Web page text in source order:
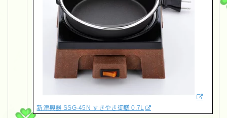
新津興器 SSG-45N すきやき御膳 0.7L